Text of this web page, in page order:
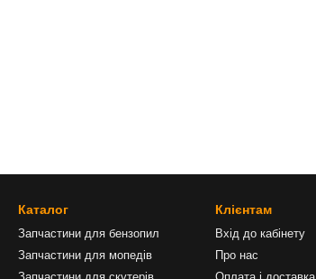
Каталог
Запчастини для бензопил
Запчастини для мопедів
Клієнтам
Вхід до кабінету
Про нас